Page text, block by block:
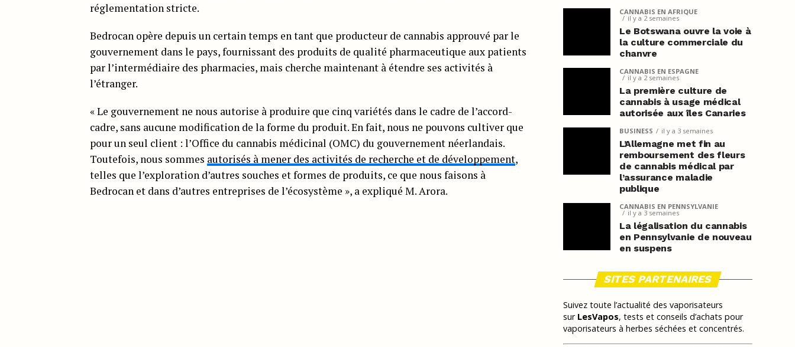
réglementation stricte.
Bedrocan opère depuis un certain temps en tant que producteur de cannabis approuvé par le
gouvernement dans le pays, fournissant des produits de qualité pharmaceutique aux patients
par l’intermédiaire des pharmacies, mais cherche maintenant à étendre ses activités à
l’étranger.
« Le gouvernement ne nous autorise à produire que cinq variétés dans le cadre de l’accord-
cadre, sans aucune modification de la forme du produit. En fait, nous ne pouvons cultiver que
pour un seul client : l’Office du cannabis médicinal (OMC) du gouvernement néerlandais.
Toutefois, nous sommes autorisés à mener des activités de recherche et de développement,
telles que l’exploration d’autres souches et formes de produits, ce que nous faisons à
Bedrocan et dans d’autres entreprises de l’écosystème », a expliqué M. Arora.
CANNABIS EN AFRIQUE
il y a 2 semaines
Le Botswana ouvre la voie à
la culture commerciale du
chanvre
CANNABIS EN ESPAGNE
il y a 2 semaines
La première culture de
cannabis à usage médical
autorisée aux îles Canaries
BUSINESS il y a 3 semaines
L’Allemagne met fin au
remboursement des fleurs
de cannabis médical par
l’assurance maladie
publique
CANNABIS EN PENNSYLVANIE
il y a 3 semaines
La légalisation du cannabis
en Pennsylvanie de nouveau
en suspens
SITES PARTENAIRES
Suivez toute l’actualité des vaporisateurs
sur LesVapos, tests et conseils d’achats pour
vaporisateurs à herbes séchées et concentrés.